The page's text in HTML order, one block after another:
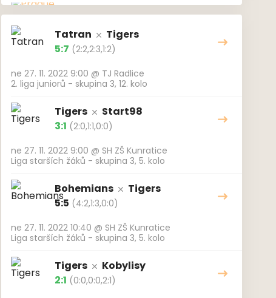
Tatran
Tigers
5:7 (2:2,2:3,1:2)
ne 27. 11. 2022 9:00 @ TJ Radlice
2. liga juniorů - skupina 3, 12. kolo
Tigers
Start98
3:1 (2:0,1:1,0:0)
ne 27. 11. 2022 9:00 @ SH ZŠ Kunratice
Liga starších žáků - skupina 3, 5. kolo
Bohemians
Tigers
5:5 (4:2,1:3,0:0)
ne 27. 11. 2022 10:40 @ SH ZŠ Kunratice
Liga starších žáků - skupina 3, 5. kolo
Tigers
Kobylisy
2:1 (0:0,0:0,2:1)